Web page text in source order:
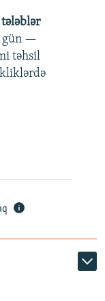
480p
360p
480p
720p
gün —
təhsil